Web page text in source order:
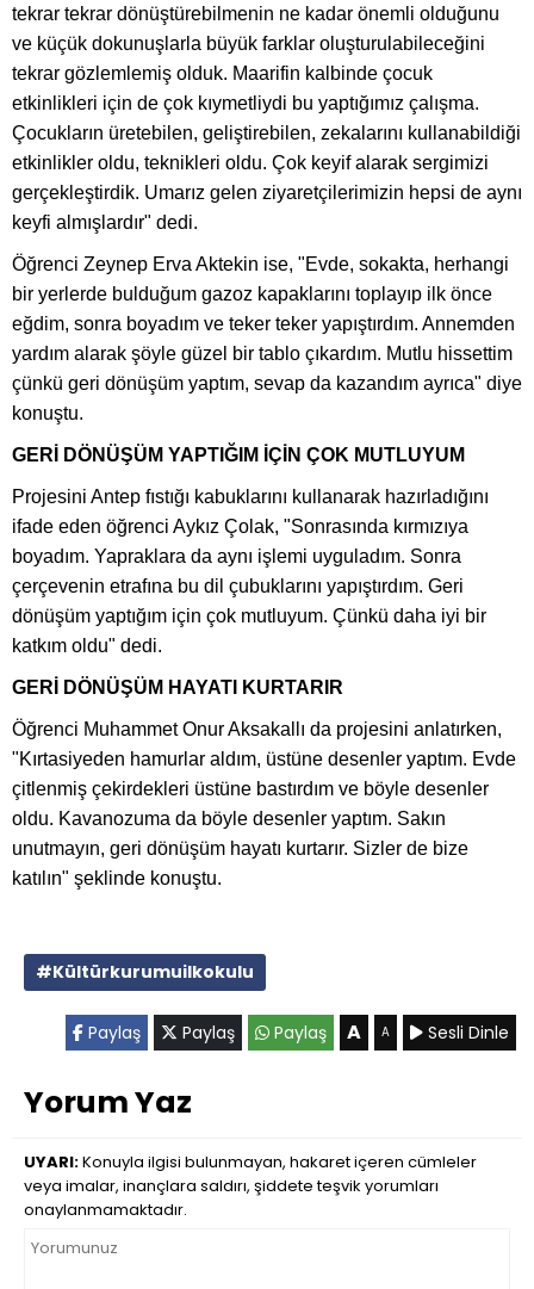
tekrar tekrar dönüştürebilmenin ne kadar önemli olduğunu
ve küçük dokunuşlarla büyük farklar oluşturulabileceğini
tekrar gözlemlemiş olduk. Maarifin kalbinde çocuk
etkinlikleri için de çok kıymetliydi bu yaptığımız çalışma.
Çocukların üretebilen, geliştirebilen, zekalarını kullanabildiği
etkinlikler oldu, teknikleri oldu. Çok keyif alarak sergimizi
gerçekleştirdik. Umarız gelen ziyaretçilerimizin hepsi de aynı
keyfi almışlardır" dedi.
Öğrenci Zeynep Erva Aktekin ise, "Evde, sokakta, herhangi
bir yerlerde bulduğum gazoz kapaklarını toplayıp ilk önce
eğdim, sonra boyadım ve teker teker yapıştırdım. Annemden
yardım alarak şöyle güzel bir tablo çıkardım. Mutlu hissettim
çünkü geri dönüşüm yaptım, sevap da kazandım ayrıca" diye
konuştu.
GERİ DÖNÜŞÜM YAPTIĞIM İÇİN ÇOK MUTLUYUM
Projesini Antep fıstığı kabuklarını kullanarak hazırladığını
ifade eden öğrenci Aykız Çolak, "Sonrasında kırmızıya
boyadım. Yapraklara da aynı işlemi uyguladım. Sonra
çerçevenin etrafına bu dil çubuklarını yapıştırdım. Geri
dönüşüm yaptığım için çok mutluyum. Çünkü daha iyi bir
katkım oldu" dedi.
GERİ DÖNÜŞÜM HAYATI KURTARIR
Öğrenci Muhammet Onur Aksakallı da projesini anlatırken,
"Kırtasiyeden hamurlar aldım, üstüne desenler yaptım. Evde
çitlenmiş çekirdekleri üstüne bastırdım ve böyle desenler
oldu. Kavanozuma da böyle desenler yaptım. Sakın
unutmayın, geri dönüşüm hayatı kurtarır. Sizler de bize
katılın" şeklinde konuştu.
#Kültürkurumuilkokulu
Paylaş Paylaş Paylaş A A Sesli Dinle
Yorum Yaz
UYARI:Konuyla ilgisi bulunmayan, hakaret içeren cümleler
veya imalar, inançlara saldırı, şiddete teşvik yorumları
onaylanmamaktadır.